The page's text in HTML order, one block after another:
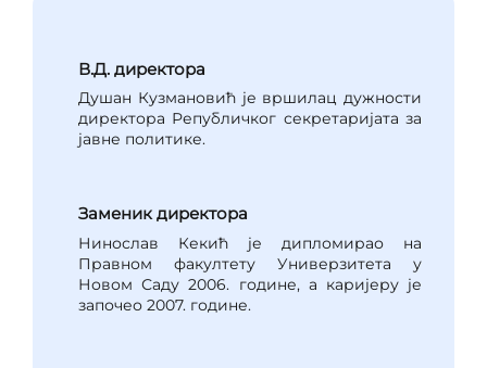
В.Д. директора
Душан Кузмановић је вршилац дужности
директора Републичког секретаријата за
јавне политике.
Заменик директора
Нинослав Кекић је дипломирао на
Правном факултету Универзитета у
Новом Саду 2006. године, а каријеру је
започео 2007. године.